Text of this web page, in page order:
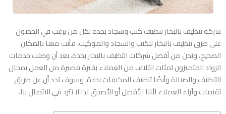
شركة تنظيف بالبخار تنظيف كنب وسجاد بجدةلكل من يرغب في الحصول
على طرق تنظيف بالبخار للكنب والسجاد والموكيت، فأنت معنا بالمكان
الصحيح، ونحن من أفضل شركات التظيف بالبخار بجدة، بعد أن وصلت خدمات
الرواد المتميزون لمئات الآلاف من العملاء بفترة قصيرة من العمل بمجال
التنظيف والصيانة وأيضًا تنظيف المكيفات بجدة، وسوف تجد أن عن طريق
تقيمات وآراء العملاء لأننا الأفضل أو الأصدق لذا لا تترد في الاتصال بنا.